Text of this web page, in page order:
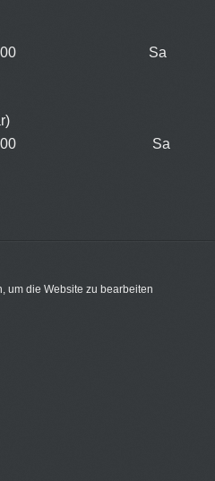
13.00-18.00 Sa
13.00-18.00 Sa
um die Website zu bearbeiten